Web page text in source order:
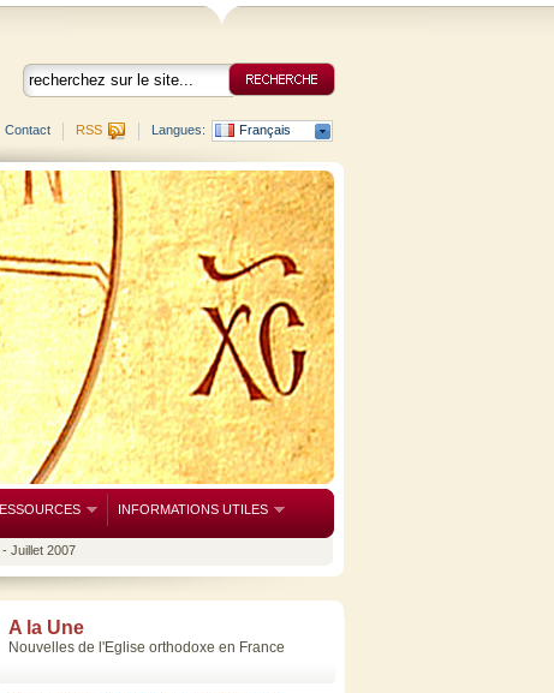
Langues: Français
RSS
Contact
INFORMATIONS UTILES
Juillet 2007
A la Une
Nouvelles de l'Eglise orthodoxe en France